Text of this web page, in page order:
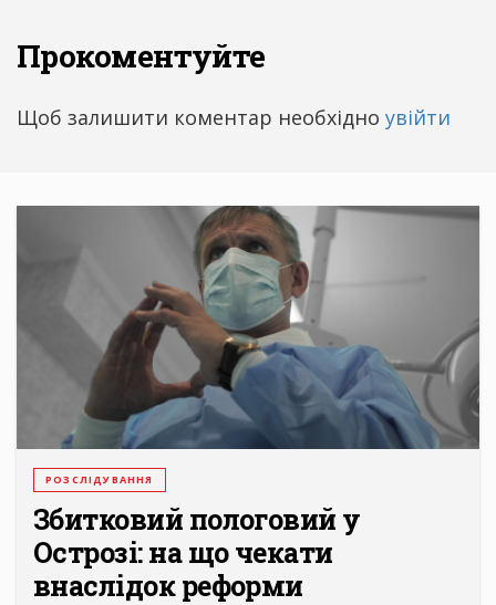
Прокоментуйте
Щоб залишити коментар необхідно увійти
РОЗСЛІДУВАННЯ
Збитковий пологовий у
Острозі: на що чекати
внаслідок реформи